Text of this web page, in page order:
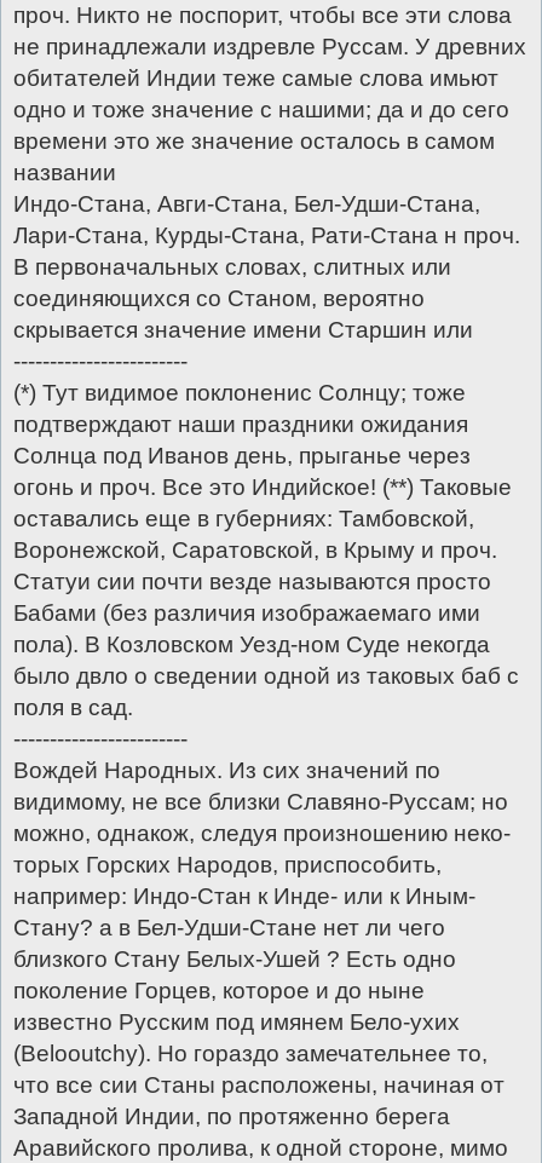
проч. Никто не поспорит, чтобы все эти слова
не принадлежали издревле Руссам. У древних
обитателей Индии теже самые слова имьют
одно и тоже значение с нашими; да и до сего
времени это же значение осталось в самом
названии
Индо-Стана, Авги-Стана, Бел-Удши-Стана,
Лари-Стана, Курды-Стана, Рати-Стана н проч.
В первоначальных словах, слитных или
соединяющихся со Станом, вероятно
скрывается значение имени Старшин или
------------------------
(*) Тут видимое поклоненис Солнцу; тоже
подтверждают наши праздники ожидания
Солнца под Иванов день, прыганье через
огонь и проч. Все это Индийское! (**) Таковые
оставались еще в губерниях: Тамбовской,
Воронежской, Саратовской, в Крыму и проч.
Статуи сии почти везде называются просто
Бабами (без различия изображаемаго ими
пола). В Козловском Уезд-ном Суде некогда
было двло о сведении одной из таковых баб с
поля в сад.
------------------------
Вождей Народных. Из сих значений по
видимому, не все близки Славяно-Руссам; но
можно, однакож, следуя произношению неко-
торых Горских Народов, приспособить,
например: Индо-Стан к Инде- или к Иным-
Стану? а в Бел-Удши-Стане нет ли чего
близкого Стану Белых-Ушей ? Есть одно
поколение Горцев, которое и до ныне
известно Русским под имянем Бело-ухих
(Вelоoutсhу). Но гораздо замечательнее то,
что все сии Станы расположены, начиная от
Западной Индии, по протяженно берега
Аравийского пролива, к одной стороне, мимо